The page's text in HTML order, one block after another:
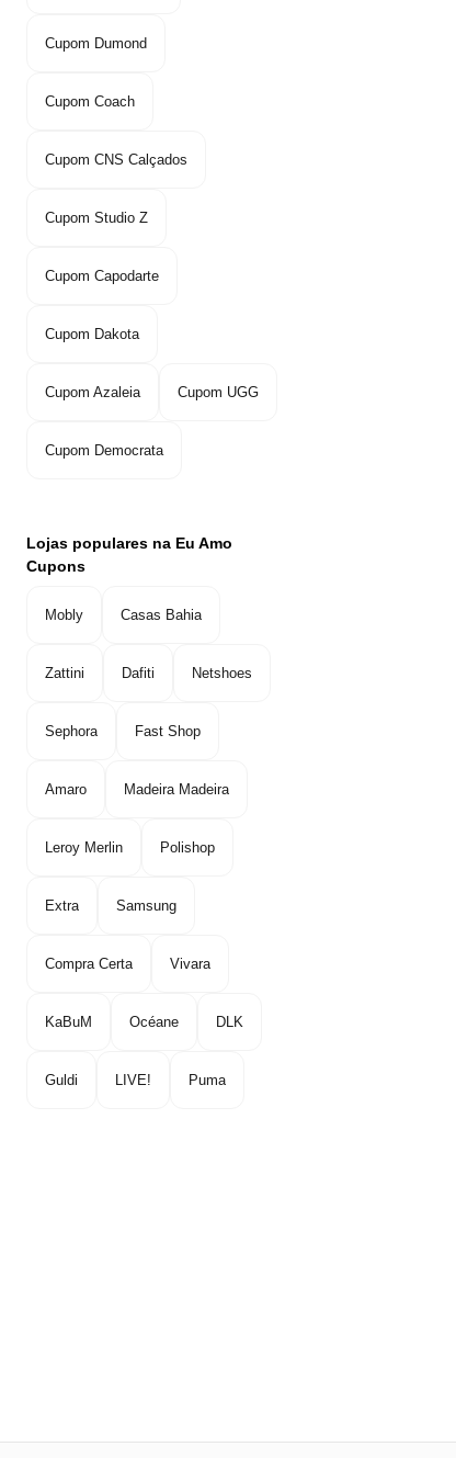
Cupom Dumond
Cupom Coach
Cupom CNS Calçados
Cupom Studio Z
Cupom Capodarte
Cupom Dakota
Cupom Azaleia Cupom UGG
Cupom Democrata
Lojas populares na Eu Amo
Cupons
Mobly Casas Bahia
Zattini Dafiti Netshoes
Sephora Fast Shop
Amaro Madeira Madeira
Leroy Merlin Polishop
Extra Samsung
Compra Certa Vivara
KaBuM Océane DLK
Guldi LIVE! Puma